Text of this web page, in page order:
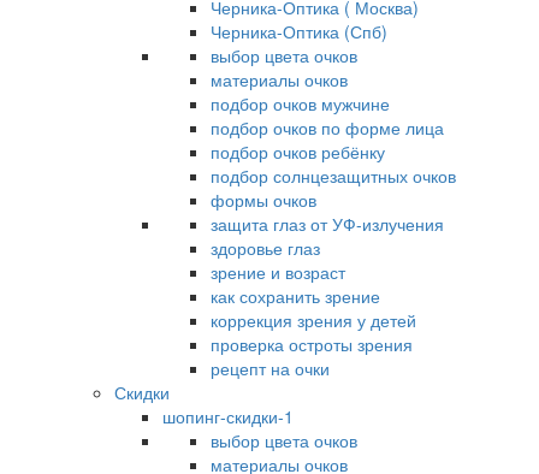
Черника-Оптика ( Москва)
Черника-Оптика (Спб)
выбор цвета очков
материалы очков
подбор очков мужчине
подбор очков по форме лица
подбор очков ребёнку
подбор солнцезащитных очков
формы очков
защита глаз от УФ-излучения
здоровье глаз
зрение и возраст
как сохранить зрение
коррекция зрения у детей
проверка остроты зрения
рецепт на очки
Скидки
шопинг-скидки-1
выбор цвета очков
материалы очков